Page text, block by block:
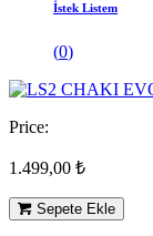
İstek Listem
(0)
Price:
1.499,00 ₺
Sepete Ekle